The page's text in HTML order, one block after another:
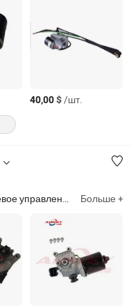
40,00$/шт.
передач, свободный колесный хаб, карбюратор, распределитель Больше +